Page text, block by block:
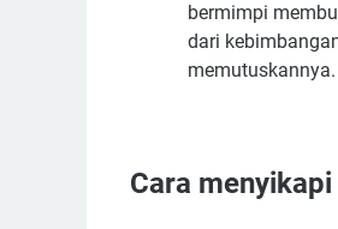
bermimpi
dari
memutuskannya.
Cara